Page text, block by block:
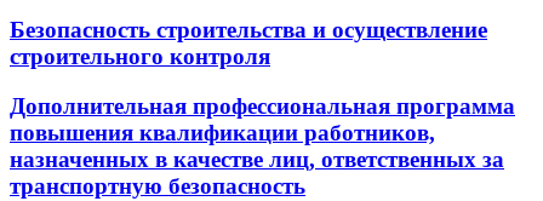
Безопасность строительства и осуществление
строительного контроля
Дополнительная профессиональная программа
повышения квалификации работников,
назначенных в качестве лиц, ответственных за
транспортную безопасность